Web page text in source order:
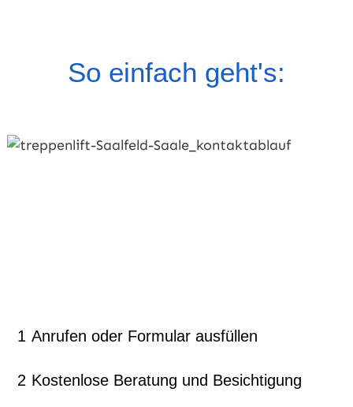
So einfach geht's:
1 Anrufen oder Formular ausfüllen
2 Kostenlose Beratung und Besichtigung